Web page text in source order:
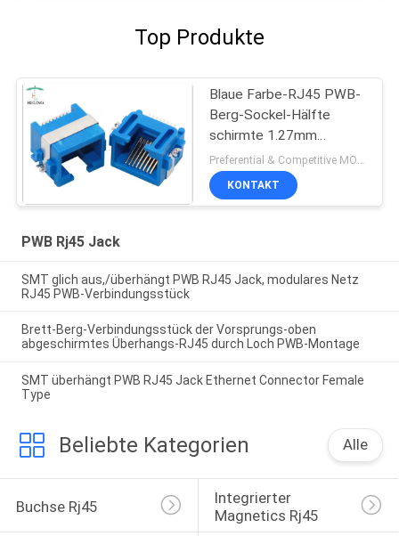
Top Produkte
Blaue Farbe-RJ45 PWB-
Berg-Sockel-Hälfte
schirmte 1.27mm
Terminalneigung für
Ethernet ab
KONTAKT
PWB Rj45 Jack
SMT glich aus,/überhängt PWB RJ45 Jack, modulares Netz
RJ45 PWB-Verbindungsstück
Brett-Berg-Verbindungsstück der Vorsprungs-oben
abgeschirmtes Überhangs-RJ45 durch Loch PWB-Montage
SMT überhängt PWB RJ45 Jack Ethernet Connector Female
Type
Beliebte Kategorien Alle
Buchse Rj45
Integrierter
Magnetics Rj45